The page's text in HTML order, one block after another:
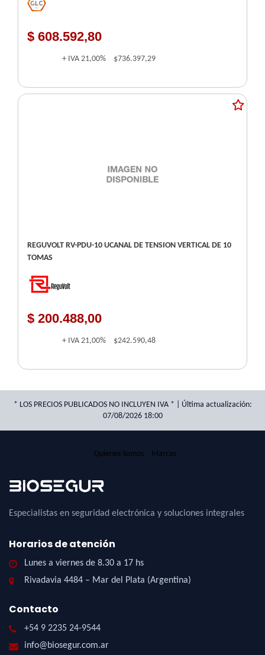
$ 608.592,80
+ IVA 21,00% $736.397,29
REGUVOLT RV-PDU-10 UCANAL DE TENSION VERTICAL DE 10
TOMAS
$ 200.488,00
+ IVA 21,00% $242.590,48
* LOS PRECIOS PUBLICADOS NO INCLUYEN IVA * | Última actualización:
07/08/2026 18:00
Quienes Somos Marcas
Especialistas en seguridad electrónica y soluciones integrales
Horarios de atención
Lunes a viernes de 8.30 a 17 hs
Rivadavia 4484 – Mar del Plata (Argentina)
Contacto
+54 9 2235 24-9544
info@biosegur.com.ar